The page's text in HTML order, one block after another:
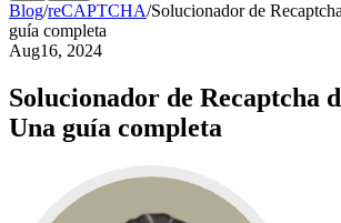
Blog/reCAPTCHA/Solucionador de
guía completa
Aug16, 2024
Solucionador de Recaptcha
Una guía completa